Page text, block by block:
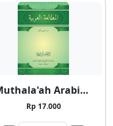
Muthala'ah Arabiyyah
Rp 17.000